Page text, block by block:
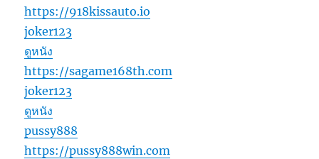
https://918kissauto.io
joker123
ดูหนัง
https://sagame168th.com
joker123
ดูหนัง
pussy888
https://pussy888win.com